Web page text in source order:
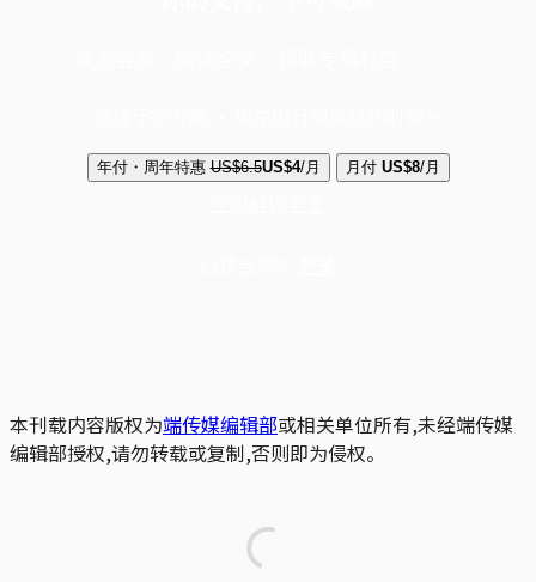
年付・周年特惠 US$6.5US$4/月 月付 US$8/月
本刊载内容版权为端传媒编辑部或相关单位所有,未经端传媒
编辑部授权,请勿转载或复制,否则即为侵权。